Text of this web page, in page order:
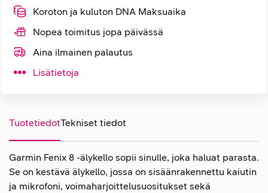
Koroton ja kuluton DNA Maksuaika
Nopea toimitus jopa päivässä
Aina ilmainen palautus
Lisätietoja
TuotetiedotTekniset tiedot
Garmin Fenix 8 -älykello sopii sinulle, joka haluat parasta.
Se on kestävä älykello, jossa on sisäänrakennettu kaiutin
ja mikrofoni, voimaharjoittelusuositukset sekä